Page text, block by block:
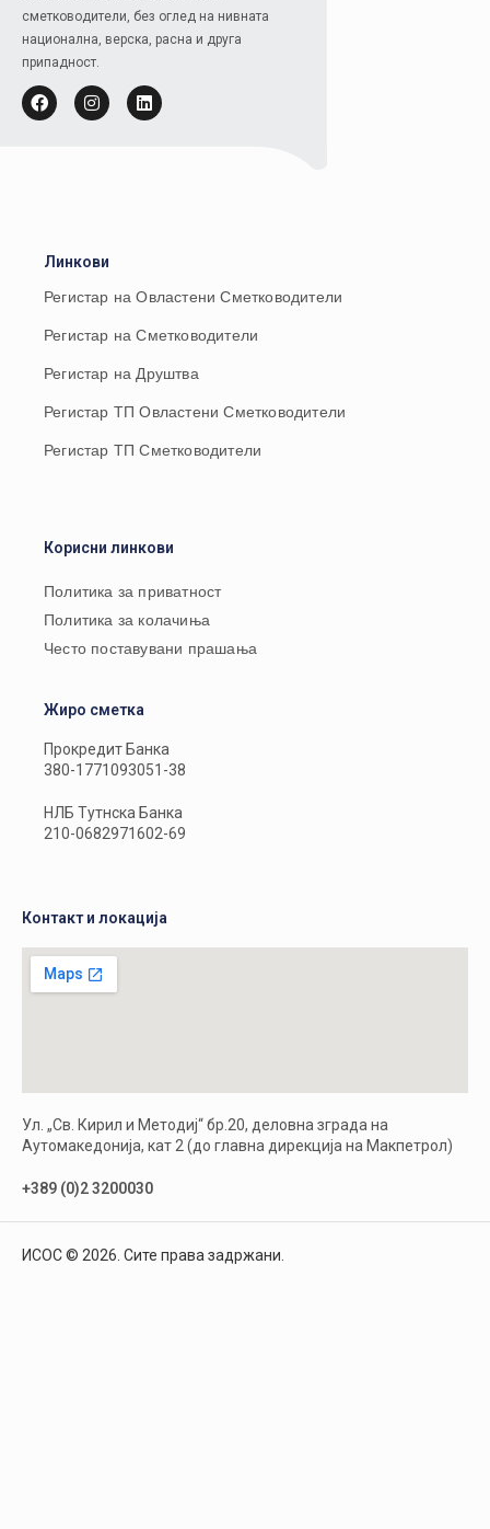
сметководители, без оглед на нивната
национална, верска, расна и друга
припадност.
Линкови
Регистар на Овластени Сметководители
Регистар на Сметководители
Регистар на Друштва
Регистар ТП Овластени Сметководители
Регистар ТП Сметководители
Корисни линкови
Политика за приватност
Политика за колачиња
Често поставувани прашања
Жиро сметка
Прокредит Банка
380-1771093051-38
НЛБ Тутнска Банка
210-0682971602-69
Контакт и локација
Ул. „Св. Кирил и Методиј“ бр.20, деловна зграда на
Аутомакедонија, кат 2 (до главна дирекција на Макпетрол)
+389 (0)2 3200030
ИСОС © 2026. Сите права задржани.